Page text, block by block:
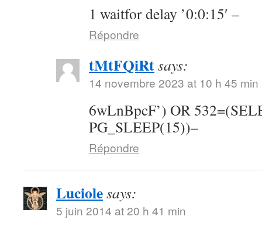
1 waitfor delay ’0:0:15′ –
Répondre
tMtFQiRtsays:
14 novembre 2023 at 10 h 45 min
6wLnBpcF’) OR
PG_SLEEP(15))–
Répondre
Luciolesays:
5 juin 2014 at 20 h 41 min